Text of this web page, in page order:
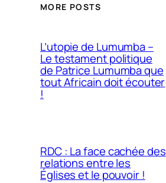
MORE POSTS
L’utopie de Lumumba –
Le testament politique
de Patrice Lumumba que
tout Africain doit écouter
!
RDC : La face cachée des
relations entre les
Églises et le pouvoir !